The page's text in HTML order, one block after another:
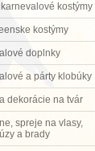
kostýmy
kostýmy
doplnky
a párty klobúky
dekorácie na tvár
spreje na vlasy,
a brady